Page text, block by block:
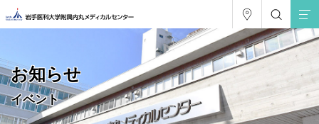
お知らせ
イベント